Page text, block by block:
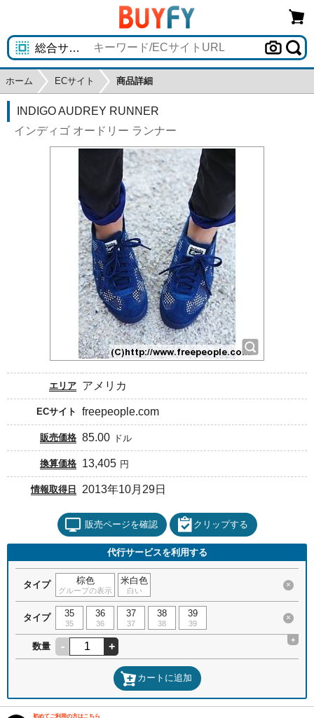
ホーム ECサイト 商品詳細
INDIGO AUDREY RUNNER
インディゴ オードリー ランナー
エリア アメリカ
ECサイト freepeople.com
販売価格 85.00 ドル
換算価格 13,405 円
情報取得日 2013年10月29日
販売ページを確認 クリップする
代行サービスを利用する
タイプ 棕色
グループの表示
米白色
白い
×
タイプ 35
35
36
36
37
37
38
38
39
39
×
数量 - +
+
カートに追加
初めてご利用の方はこちら